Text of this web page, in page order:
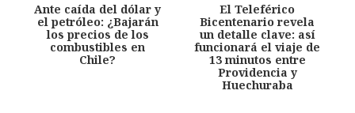
Ante caída del dólar y
el petróleo: ¿Bajarán
los precios de los
combustibles en
Chile?
El Teleférico
Bicentenario revela
un detalle clave: así
funcionará el viaje de
13 minutos entre
Providencia y
Huechuraba